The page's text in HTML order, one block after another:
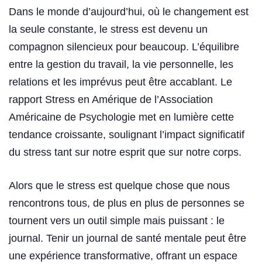
Dans le monde d’aujourd’hui, où le changement est
la seule constante, le stress est devenu un
compagnon silencieux pour beaucoup. L’équilibre
entre la gestion du travail, la vie personnelle, les
relations et les imprévus peut être accablant. Le
rapport Stress en Amérique de l’Association
Américaine de Psychologie met en lumière cette
tendance croissante, soulignant l’impact significatif
du stress tant sur notre esprit que sur notre corps.
Alors que le stress est quelque chose que nous
rencontrons tous, de plus en plus de personnes se
tournent vers un outil simple mais puissant : le
journal. Tenir un journal de santé mentale peut être
une expérience transformative, offrant un espace